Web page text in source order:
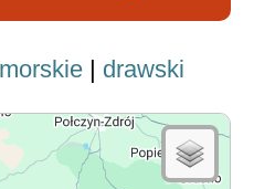
drawski